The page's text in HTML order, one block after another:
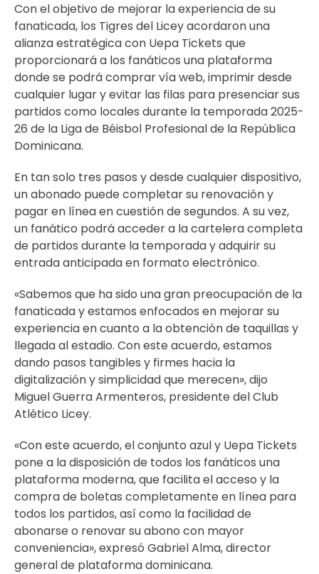
Con el objetivo de mejorar la experiencia de su
fanaticada, los Tigres del Licey acordaron una
alianza estratégica con Uepa Tickets que
proporcionará a los fanáticos una plataforma
donde se podrá comprar vía web, imprimir desde
cualquier lugar y evitar las filas para presenciar sus
partidos como locales durante la temporada 2025-
26 de la Liga de Béisbol Profesional de la República
Dominicana.
En tan solo tres pasos y desde cualquier dispositivo,
un abonado puede completar su renovación y
pagar en línea en cuestión de segundos. A su vez,
un fanático podrá acceder a la cartelera completa
de partidos durante la temporada y adquirir su
entrada anticipada en formato electrónico.
«Sabemos que ha sido una gran preocupación de la
fanaticada y estamos enfocados en mejorar su
experiencia en cuanto a la obtención de taquillas y
llegada al estadio. Con este acuerdo, estamos
dando pasos tangibles y firmes hacia la
digitalización y simplicidad que merecen», dijo
Miguel Guerra Armenteros, presidente del Club
Atlético Licey.
«Con este acuerdo, el conjunto azul y Uepa Tickets
pone a la disposición de todos los fanáticos una
plataforma moderna, que facilita el acceso y la
compra de boletas completamente en línea para
todos los partidos, así como la facilidad de
abonarse o renovar su abono con mayor
conveniencia», expresó Gabriel Alma, director
general de plataforma dominicana.